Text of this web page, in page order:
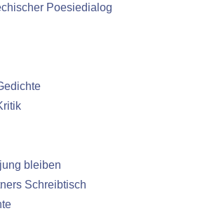
Poesiedialog
bleiben
Schreibtisch